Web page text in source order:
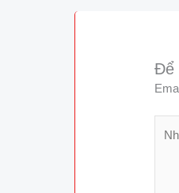
Để
vào